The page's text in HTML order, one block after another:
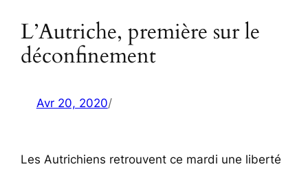
L’Autriche, première sur le
déconfinement
Avr 20, 2020/
Les Autrichiens retrouvent ce mardi une liberté